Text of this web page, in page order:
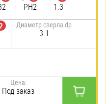
PH2
1.3
Диаметр сверла dp
3.1
Цена:
Под заказ